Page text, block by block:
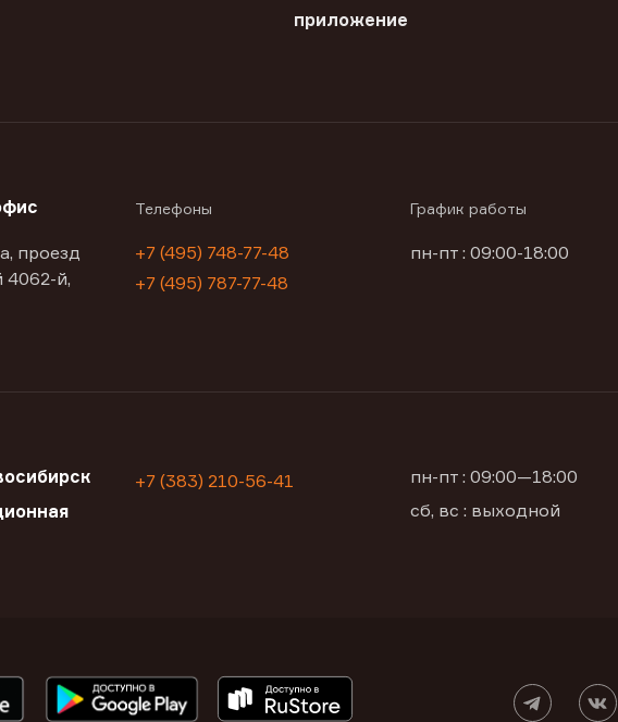
приложение
проезд
й,
Телефоны
+7 (495) 748-77-48
+7 (495) 787-77-48
График работы
пн-пт : 09:00-18:00
+7 (383) 210-56-41
пн-пт : 09:00—18:00
сб, вс : выходной